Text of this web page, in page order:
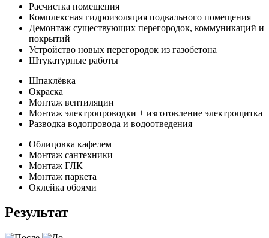
Расчистка помещения
Комплексная гидроизоляция подвального помещения
Демонтаж существующих перегородок, коммуникаций и
покрытий
Устройство новых перегородок из газобетона
Штукатурные работы
Шпаклёвка
Окраска
Монтаж вентиляции
Монтаж электропроводки + изготовление электрощитка
Разводка водопровода и водоотведения
Облицовка кафелем
Монтаж сантехники
Монтаж ГЛК
Монтаж паркета
Оклейка обоями
Результат